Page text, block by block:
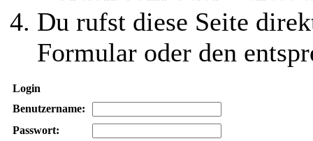
Du rufst diese Seite
Formular oder den
Login
Benutzername:
Passwort: